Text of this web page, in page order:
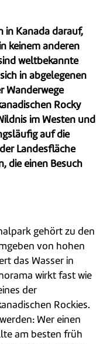
in Kanada darauf,
keinem anderen
weltbekannte
in abgelegenen
Wanderwege
Rocky
im Westen und
auf die
Landesfläche
die einen Besuch
gehört zu den
von hohen
das Wasser in
wirkt fast wie
der
Rockies.
Wer einen
am besten früh